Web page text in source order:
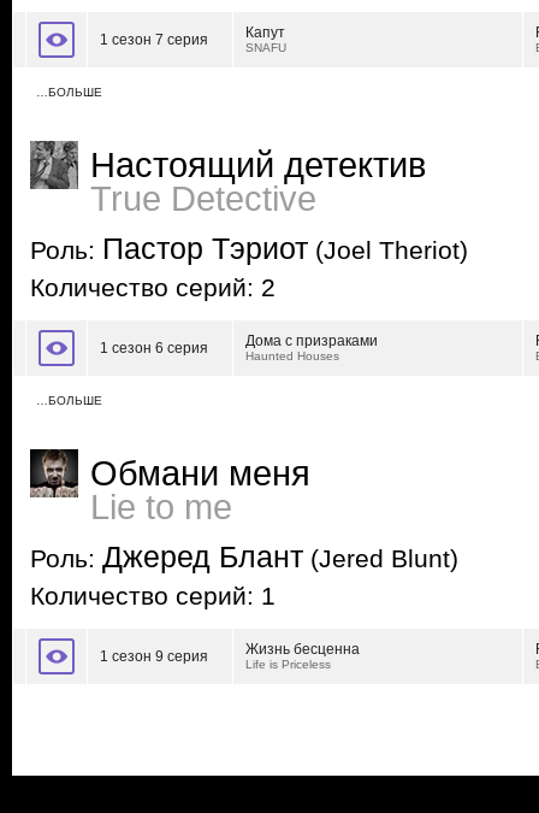
1 сезон 7 серия Капут
SNAFU
…БОЛЬШЕ
Настоящий детектив
True Detective
Роль: Пастор Тэриот (Joel Theriot)
Количество серий: 2
1 сезон 6 серия Дома с призраками
Haunted Houses
…БОЛЬШЕ
Обмани меня
Lie to me
Роль: Джеред Блант (Jered Blunt)
Количество серий: 1
1 сезон 9 серия Жизнь бесценна
Life is Priceless